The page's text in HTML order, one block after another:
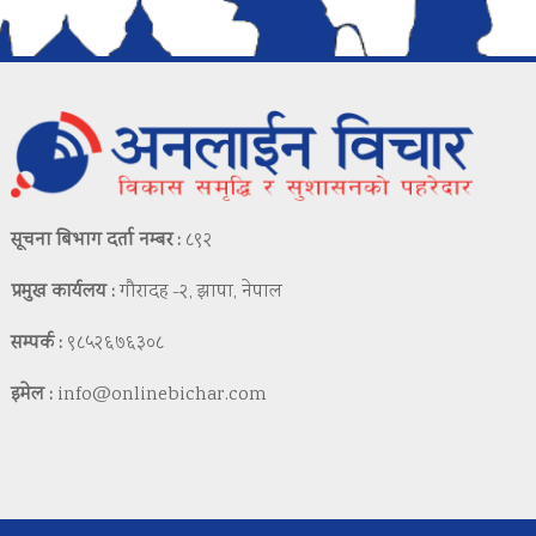
सूचना बिभाग दर्ता नम्बर : ८९२
प्रमुख कार्यलय :गौरादह -२, झापा, नेपाल
सम्पर्क : ९८५२६७६३०८
इमेल : info@onlinebichar.com